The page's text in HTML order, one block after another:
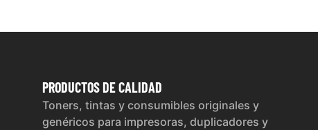
PRODUCTOSDE CALIDAD
Toners, tintas y consumibles originales y
genéricos para impresoras, duplicadores y